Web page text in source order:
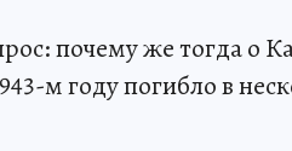
почему же тогда о
м году погибло в